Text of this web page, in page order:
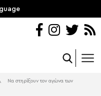
Να στηρίξουν τον αγώνα των